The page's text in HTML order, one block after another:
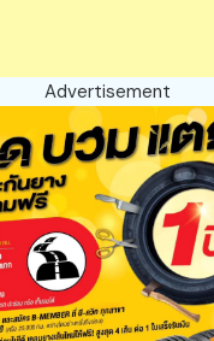
Advertisement